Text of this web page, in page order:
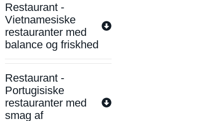
Restaurant -
Vietnamesiske
restauranter med
balance og friskhed
Restaurant -
Portugisiske
restauranter med
smag af